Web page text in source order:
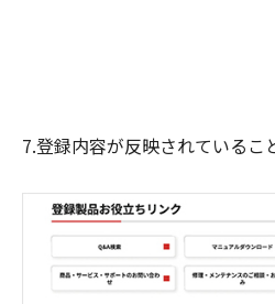
7.登録内容が反映されているこ